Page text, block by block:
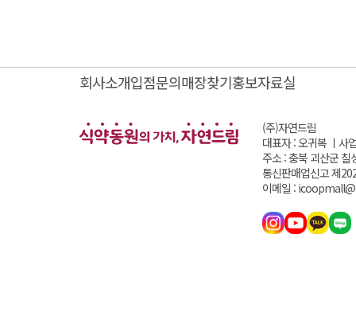
회사소개입점문의매장찾기홍보자료실
(주)자연드림
대표자 : 오귀복 ㅣ 사
주소 : 충북 괴산군 칠
통신판매업신고 제
이메일 :